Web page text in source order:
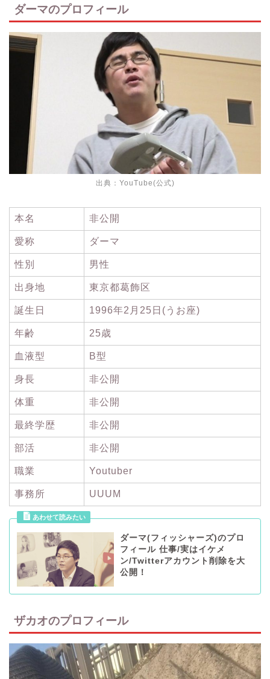
ダーマのプロフィール
出典： YouTube(公式)
本名 非公開
愛称 ダーマ
性別 男性
出身地 東京都葛飾区
誕生日 1996年2月25日(うお座)
年齢 25歳
血液型 B型
身長 非公開
体重 非公開
最終学歴 非公開
部活 非公開
職業 Youtuber
事務所 UUUM
ダーマ(フィッシャーズ)のプロ
フィール 仕事/実はイケメ
ン/Twitterアカウント削除を大
公開！
ザカオのプロフィール